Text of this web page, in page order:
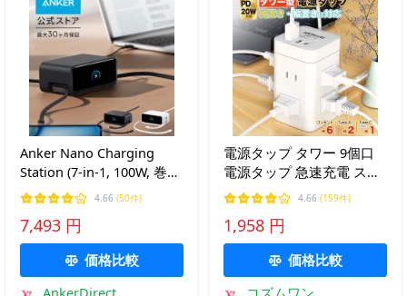
Anker Nano Charging
Station (7-in-1, 100W, 巻取
り式 USB-C ケーブル) (USB
タップ 電源タップ) 【PSE
技術基準適合】
4.66 (50件)
7,493 円
価格比較
AnkerDirect
電源タップ タワー 9個口
電源タップ 急速充電 スマ
ホ充電 延長コード 1m oa
タップ 回転 テーブルタッ
プ ホワイト usb付き ミニ
型 usb付き usb 3ポート
4.66 (159件)
1,958 円
価格比較
コズムワン